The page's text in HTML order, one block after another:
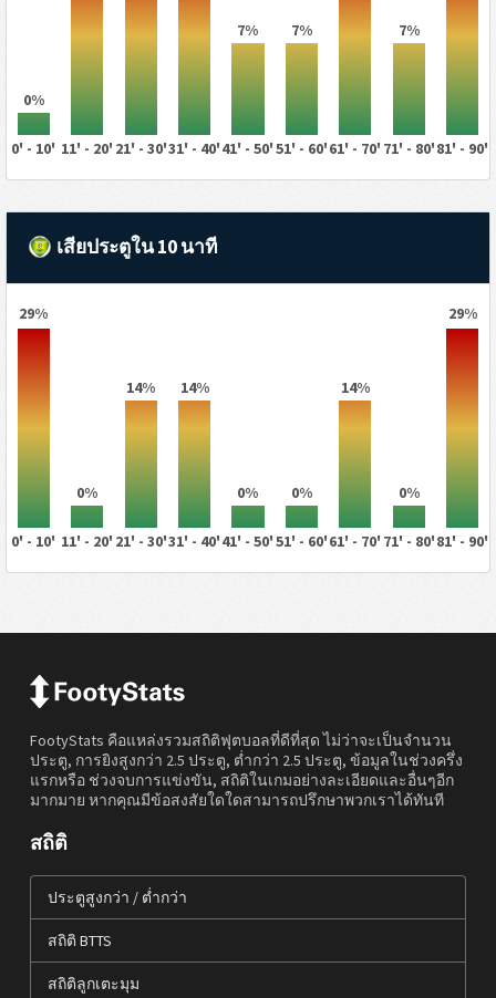
0%
7% 7% 7%
0' - 10' 11' - 20' 21' - 30'31' - 40'41' - 50'51' - 60'61' - 70' 71' - 80'81' - 90'
เสียประตูใน 10 นาที
29%
0%
14% 14%
0% 0%
14%
0%
29%
0' - 10' 11' - 20' 21' - 30'31' - 40'41' - 50'51' - 60'61' - 70' 71' - 80'81' - 90'
FootyStats คือแหล่งรวมสถิติฟุตบอลที่ดีที่สุด ไม่ว่าจะเป็นจำนวน
ประตู, การยิงสูงกว่า 2.5 ประตู, ต่ำกว่า 2.5 ประตู, ข้อมูลในช่วงครึ่ง
แรกหรือ ช่วงจบการแข่งขัน, สถิติในเกมอย่างละเอียดและอื่นๆอีก
มากมาย หากคุณมีข้อสงสัยใดใดสามารถปรึกษาพวกเราได้ทันที
สถิติ
ประตูสูงกว่า / ต่ำกว่า
สถิติ BTTS
สถิติลูกเตะมุม